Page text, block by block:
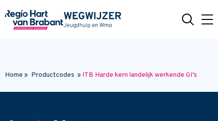
Home » Productcodes » ITB Harde kern landelijk werkende GI’s